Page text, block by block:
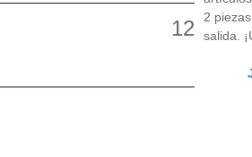
2
salida.